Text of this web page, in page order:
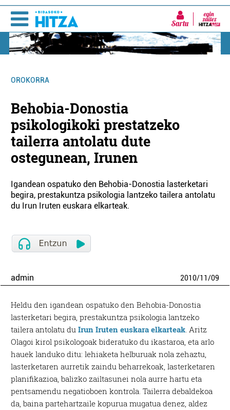
Sartu
OROKORRA
Behobia-Donostia
psikologikoki prestatzeko
tailerra antolatu dute
ostegunean, Irunen
Igandean ospatuko den Behobia-Donostia lasterketari
begira, prestakuntza psikologia lantzeko tailera antolatu
du Irun Iruten euskara elkarteak.
admin 2010/11/09
Heldu den igandean ospatuko den Behobia-Donostia
lasterketari begira, prestakuntza psikologia lantzeko
tailera antolatu duIrun Iruten euskara elkarteak Aritz
Olagoi kirol psikologoak bideratuko du ikastaroa, eta arlo
hauek landuko ditu: lehiaketa helburuak nola zehaztu,
lasterketaren aurretik zaindu beharrekoak, lasterketaren
planifikazioa, balizko zailtasunei nola aurre hartu eta
pentsamendu negatioboen kontrola. Tailerra debaldekoa
da, baina partehartzaile kopurua mugatua denez, aldez